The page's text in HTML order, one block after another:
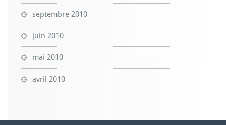
septembre 2010
juin 2010
mai 2010
avril 2010